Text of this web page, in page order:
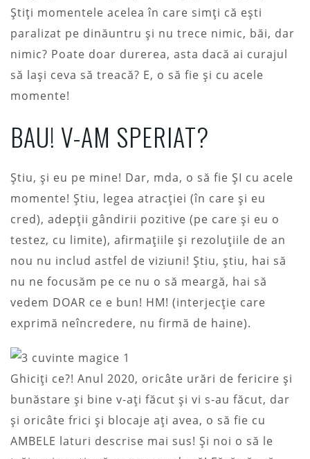
Știți momentele acelea în care simți că ești
paralizat pe dinăuntru și nu trece nimic, băi, dar
nimic? Poate doar durerea, asta dacă ai curajul
să lași ceva să treacă? E, o să fie și cu acele
momente!
BAU! V-AM SPERIAT?
Știu, și eu pe mine! Dar, mda, o să fie ȘI cu acele
momente! Știu, legea atracției (în care și eu
cred), adepții gândirii pozitive (pe care și eu o
testez, cu limite), afirmațiile și rezoluțiile de an
nou nu includ astfel de viziuni! Știu, știu, hai să
nu ne focusăm pe ce nu o să meargă, hai să
vedem DOAR ce e bun! HM! (interjecție care
exprimă neîncredere, nu firmă de haine).
Ghiciți ce?! Anul 2020, oricâte urări de fericire și
bunăstare și bine v-ați făcut și vi s-au făcut, dar
și oricâte frici și blocaje ați avea, o să fie cu
AMBELE laturi descrise mai sus! Și noi o să le